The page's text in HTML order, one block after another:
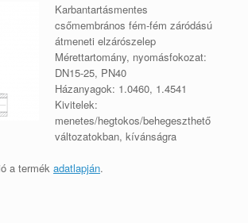
Karbantartásmentes
csőmembrános fém-fém záródású
átmeneti elzárószelep
Mérettartomány, nyomásfokozat:
DN15-25, PN40
Házanyagok: 1.0460, 1.4541
Kivitelek:
menetes/hegtokos/behegeszthető
változatokban, kívánságra
a termék adatlapján.